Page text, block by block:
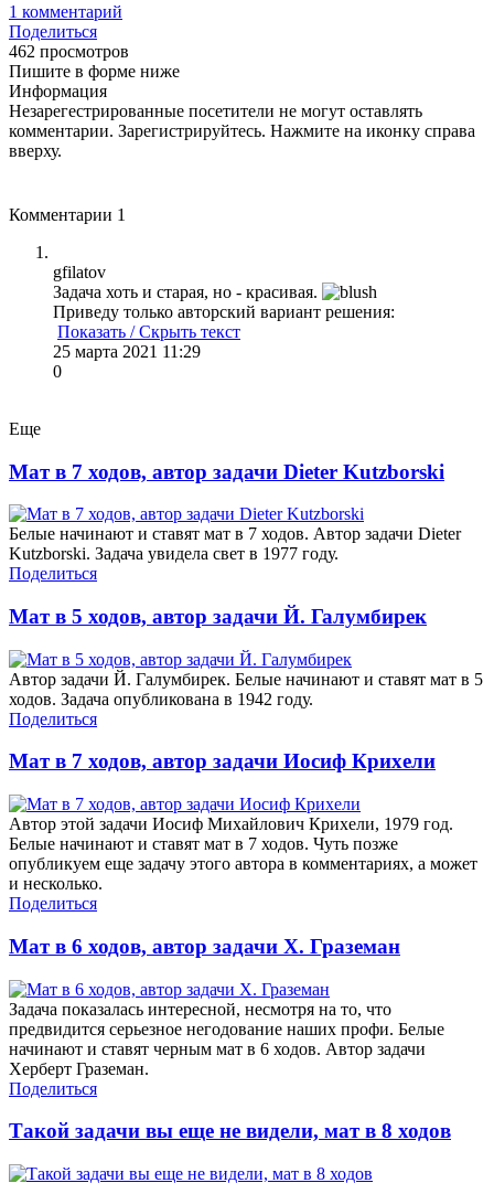
1 комментарий
Поделиться
462 просмотров
Пишите в форме ниже
Информация
Незарегестрированные посетители не могут оставлять
комментарии. Зарегистрируйтесь. Нажмите на иконку справа
вверху.
Комментарии 1
gfilatov
Задача хоть и старая, но - красивая.
Приведу только авторский вариант решения:
Показать / Скрыть текст
25 марта 2021 11:29
0
Еще
Мат в 7 ходов, автор задачи Dieter Kutzborski
Белые начинают и ставят мат в 7 ходов. Автор задачи Dieter
Kutzborski. Задача увидела свет в 1977 году.
Поделиться
Мат в 5 ходов, автор задачи Й. Галумбирек
Автор задачи Й. Галумбирек. Белые начинают и ставят мат в 5
ходов. Задача опубликована в 1942 году.
Поделиться
Мат в 7 ходов, автор задачи Иосиф Крихели
Автор этой задачи Иосиф Михайлович Крихели, 1979 год.
Белые начинают и ставят мат в 7 ходов. Чуть позже
опубликуем еще задачу этого автора в комментариях, а может
и несколько.
Поделиться
Мат в 6 ходов, автор задачи Х. Граземан
Задача показалась интересной, несмотря на то, что
предвидится серьезное негодование наших профи. Белые
начинают и ставят черным мат в 6 ходов. Автор задачи
Херберт Граземан.
Поделиться
Такой задачи вы еще не видели, мат в 8 ходов